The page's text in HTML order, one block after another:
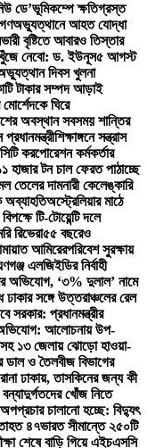
ডে’ভূমিকম্পে ক্ষতিগ্রস্ত
আহত যোদ্ধা
ভারী বৃষ্টিতে আবারও তিস্তার
নেবো: ড. ইউনূস৫ আগস্ট
দিবস খুলনা
টাকার সম্পদ আড়াই
ঘিরে
অবস্থান সবসময় শান্তির
শিক্ষাঙ্গনে সন্ত্রাস
করপোরেশন কর্মকর্তার
হাজার টন চাল ফেরত পাঠাচ্ছে
তেলের দামনারী কেলেঙ্কারি
অব্যাহতিঅস্ট্রেলিয়ার মাঠে
টি-টোয়েন্টি দলে
রিভেরা৫৫ বছরেও
আমিরেরপরিবেশ সুরক্ষায়
এলজিইডির নির্বাহী
অভিযোগ, ‘৩% দুলাল’ নামে
সঙ্গে উত্তরাঞ্চলের রেল
সরকার: প্রধানমন্ত্রীর
আলোচনায় উপ-
১৩ জেলায় ঝোড়ো হাওয়া-
ডাল ও তৈলবীজ বিভাগের
ঢাকায়, তাসকিনের জন্য কী
খোঁজ নিতে
চালানো হচ্ছে: বিদ্যুৎ
৪৭ভারত সীমান্তে ২৫০টি
শেষে বাড়ি গিয়ে এইচএসসি